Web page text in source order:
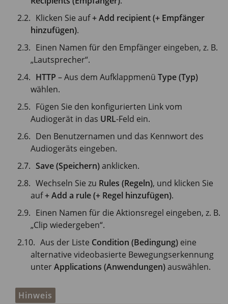
Klicken Sie auf+ Add recipient (+ Empfänger
hinzufügen).
Einen Namen für den Empfänger eingeben, z. B.
„Lautsprecher“.
HTTP – Aus dem AufklappmenüType (Typ)
wählen.
Fügen Sie den konfigurierten Link vom
Audiogerät in das URL-Feld ein.
Den Benutzernamen und das Kennwort des
Audiogeräts eingeben.
Save (Speichern)anklicken.
Wechseln Sie zu Rules (Regeln), und klicken Sie
auf+ Add a rule (+ Regel hinzufügen).
Einen Namen für die Aktionsregel eingeben, z. B.
„Clip wiedergeben“.
Aus der Liste Condition (Bedingung) eine
alternative videobasierte Bewegungserkennung
unterApplications (Anwendungen)auswählen.
Hinweis